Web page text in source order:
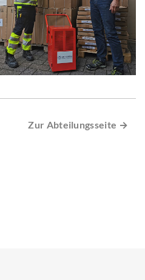
Zur Abteilungsseite →